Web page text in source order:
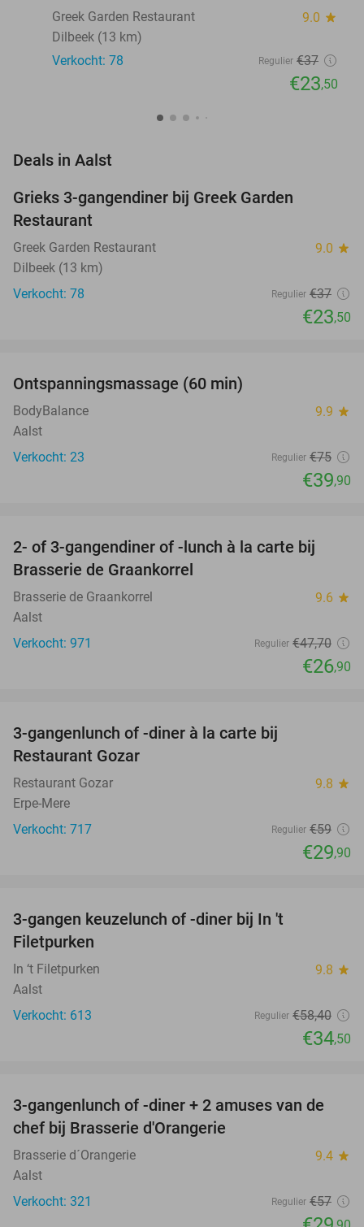
Greek Garden Restaurant
9.0 star
Dilbeek (13 km)
Verkocht: 78
Regulier €37
€23,50
Deals in Aalst
Grieks 3-gangendiner bij Greek Garden
Restaurant
Greek Garden Restaurant 9.0 star
Dilbeek (13 km)
Verkocht: 78
Regulier €37
€23,50
Ontspanningsmassage (60 min)
BodyBalance 9.9 star
Aalst
Verkocht: 23
Regulier €75
€39,90
44%
2- of 3-gangendiner of -lunch à la carte bij
Brasserie de Graankorrel
Brasserie de Graankorrel 9.6 star
Aalst
Verkocht: 971
Regulier €47,70
€26,90
3-gangenlunch of -diner à la carte bij
Restaurant Gozar
Restaurant Gozar 9.8 star
Erpe-Mere
Verkocht: 717
Regulier €59
€29,90
3-gangen keuzelunch of -diner bij In 't
Filetpurken
In ‘t Filetpurken 9.8 star
Aalst
Verkocht: 613
Regulier €58,40
€34,50
48%
3-gangenlunch of -diner + 2 amuses van de
chef bij Brasserie d'Orangerie
Brasserie d´Orangerie 9.4 star
Aalst
Verkocht: 321
Regulier €57